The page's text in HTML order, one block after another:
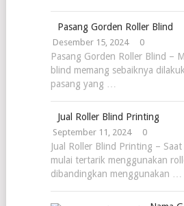
Pasang Gorden Roller Blind
Desember 15, 2024 0
Pasang Gorden Roller Blind –
blind memang sebaiknya
pasang yang …
Jual Roller Blind Printing
September 11, 2024 0
Jual Roller Blind Printing –
mulai tertarik menggunakan
dibandingkan menggunakan …